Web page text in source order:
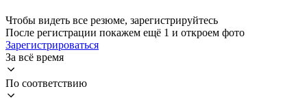
Чтобы видеть все резюме, зарегистрируйтесь
После регистрации покажем ещё 1 и откроем фото
Зарегистрироваться
За всё время
По соответствию